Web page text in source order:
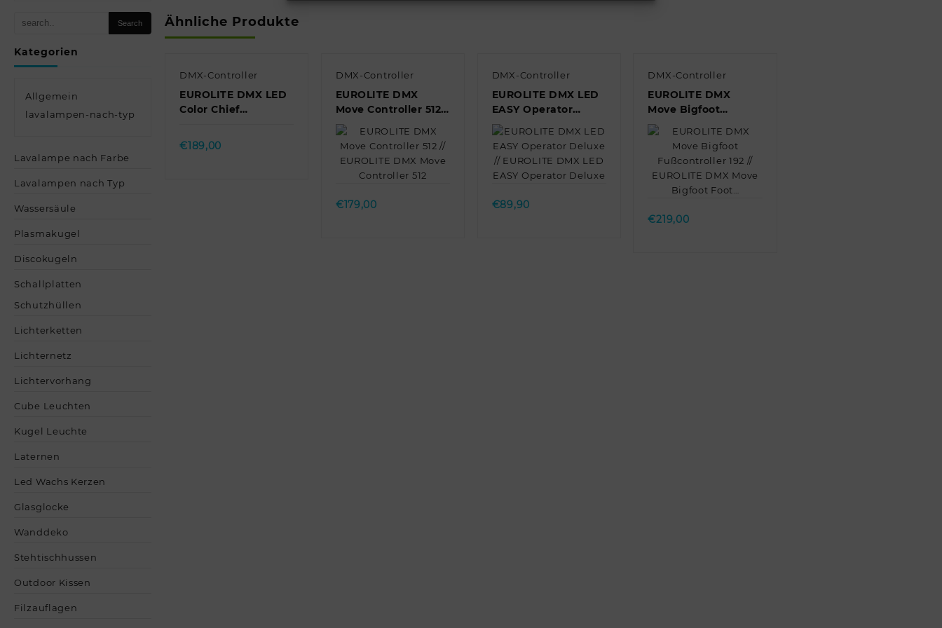
Kategorien
Allgemein
lavalampen-nach-typ
Lavalampe nach Farbe
Lavalampen nach Typ
Wassersäule
Plasmakugel
Discokugeln
Schallplatten
Schutzhüllen
Lichterketten
Lichternetz
Lichtervorhang
Cube Leuchten
Kugel Leuchte
Laternen
Led Wachs Kerzen
Glasglocke
Wanddeko
Stehtischhussen
Outdoor Kissen
Filzauflagen
Ähnliche Produkte
DMX-Controller
EUROLITE DMX LED
Color Chief
EUROLITE DMX LED
Color Chief Contr…
€189,00
DMX-Controller
EUROLITE DMX
Move Controller 512
// EUROLITE DMX
Move Controller 512
Quick view
€179,00
DMX-Controller
EUROLITE DMX LED
EASY Operator
Deluxe // EUROLITE
DMX LED EASY
Operator Deluxe
Quick view
€89,90
DMX-Controller
EUROLITE DMX
Move Bigfoot
Fußcontroller 192 //
EUROLITE DMX
Move Bigfoot Foot…
Quick view
€219,00